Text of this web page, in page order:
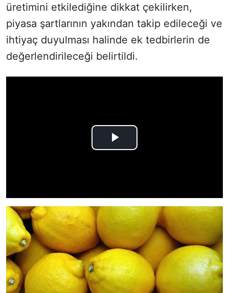
üretimini etkilediğine dikkat çekilirken,
piyasa şartlarının yakından takip edileceği ve
ihtiyaç duyulması halinde ek tedbirlerin de
değerlendirileceği belirtildi.